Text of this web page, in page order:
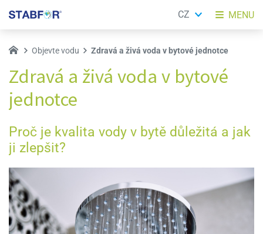
Objevte vodu Zdravá a živá voda v bytové jednotce
Zdravá a živá voda v bytové
jednotce
Proč je kvalita vody v bytě důležitá a jak
ji zlepšit?
MENU
CZ